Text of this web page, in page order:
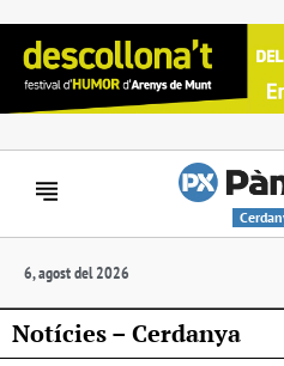
6, agost del 2026
Notícies – Cerdanya